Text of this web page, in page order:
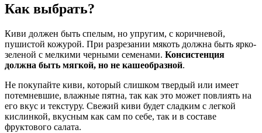
Как выбрать?
Киви должен быть спелым, но упругим, с коричневой,
пушистой кожурой. При разрезании мякоть должна быть ярко-
зеленой с мелкими черными семенами. Консистенция
должна быть мягкой, но не кашеобразной.
Не покупайте киви, который слишком твердый или имеет
потемневшие, влажные пятна, так как это может повлиять на
его вкус и текстуру. Свежий киви будет сладким с легкой
кислинкой, вкусным как сам по себе, так и в составе
фруктового салата.